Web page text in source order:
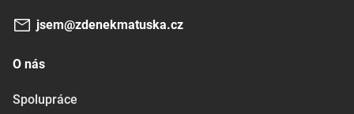
jsem@zdenekmatuska.cz
O nás
Spolupráce